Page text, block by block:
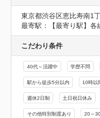
東京都渋谷区恵比寿南1
最寄駅：【最寄り駅】
こだわり条件
40代～活躍中 学歴不問
駅から徒歩5分以内 10時以
週休2日制 土日祝日休み
その他特別制度あり 20～